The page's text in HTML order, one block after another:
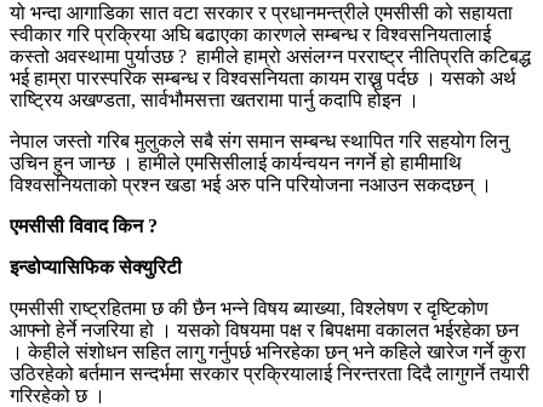
यो भन्दा आगाडिका सात वटा सरकार र प्रधानमन्त्रीले एमसीसी को सहायता
स्वीकार गरि प्रक्रिया अघि बढाएका कारणले सम्बन्ध र विश्वसनियतालाई
कस्तो अवस्थामा पुर्याउछ ? हामीले हाम्रो असंलग्न परराष्ट्र नीतिप्रति कटिबद्ध
भई हाम्रा पारस्परिक सम्बन्ध र विश्वसनियता कायम राख्नु पर्दछ । यसको अर्थ
राष्ट्रिय अखण्डता, सार्वभौमसत्ता खतरामा पार्नु कदापि होइन ।
नेपाल जस्तो गरिब मुलुकले सबै संग समान सम्बन्ध स्थापित गरि सहयोग लिनु
उचिन हुन जान्छ । हामीले एमसिसीलाई कार्यन्वयन नगर्ने हो हामीमाथि
विश्वसनियताको प्रश्न खडा भई अरु पनि परियोजना नआउन सकदछन् ।
एमसीसी विवाद किन ?
इन्डोप्यासिफिक सेक्युरिटी
एमसीसी राष्ट्रहितमा छ की छैन भन्ने विषय ब्याख्या, विश्लेषण र दृष्टिकोण
आफ्नो हेर्ने नजरिया हो । यसको विषयमा पक्ष र बिपक्षमा वकालत भईरहेका छन
। केहीले संशोधन सहित लागु गर्नुपर्छ भनिरहेका छन् भने कहिले खारेज गर्ने कुरा
उठिरहेको बर्तमान सन्दर्भमा सरकार प्रक्रियालाई निरन्तरता दिदै लागुगर्ने तयारी
गरिरहेको छ ।